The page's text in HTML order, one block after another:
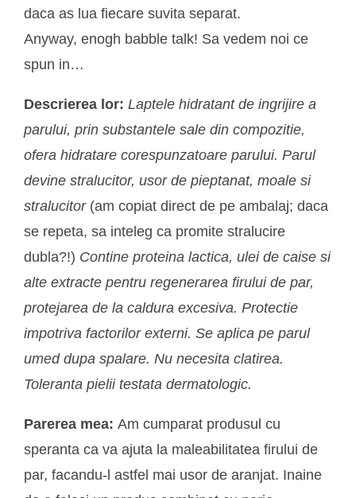
daca as lua fiecare suvita separat.
Anyway, enogh babble talk! Sa vedem noi ce
spun in…
Descrierea lor: Laptele hidratant de ingrijire a
parului, prin substantele sale din compozitie,
ofera hidratare corespunzatoare parului. Parul
devine stralucitor, usor de pieptanat, moale si
stralucitor (am copiat direct de pe ambalaj; daca
se repeta, sa inteleg ca promite stralucire
dubla?!) Contine proteina lactica, ulei de caise si
alte extracte pentru regenerarea firului de par,
protejarea de la caldura excesiva. Protectie
impotriva factorilor externi. Se aplica pe parul
umed dupa spalare. Nu necesita clatirea.
Toleranta pielii testata dermatologic.
Parerea mea: Am cumparat produsul cu
speranta ca va ajuta la maleabilitatea firului de
par, facandu-l astfel mai usor de aranjat. Inaine